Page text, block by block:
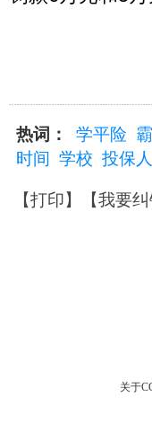
热词： 学平险
时间
学校 投保人
【打印】【我要
关于